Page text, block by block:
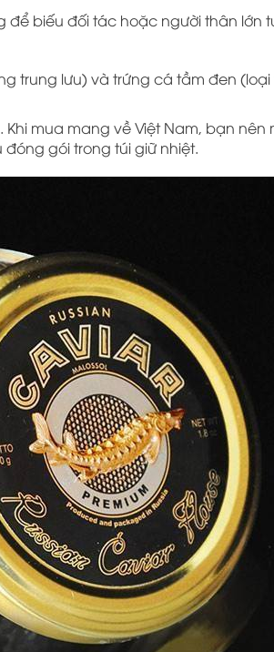
để biếu đối tác hoặc người thân lớn
trung lưu) và trứng cá tầm đen
mua mang về Việt Nam, bạn nên
gói trong túi giữ nhiệt.